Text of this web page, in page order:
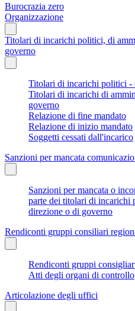
Burocrazia zero
Organizzazione
Titolari di incarichi politici, di
governo
Titolari di incarichi politici -
Titolari di incarichi di
governo
Relazione di fine mandato
Relazione di inizio mandato
Soggetti cessati dall'incarico
Sanzioni per mancata
Sanzioni per mancata o
parte dei titolari di incarichi
direzione o di governo
Rendiconti gruppi consiliari
Rendiconti gruppi
Atti degli organi di controllo
Articolazione degli uffici